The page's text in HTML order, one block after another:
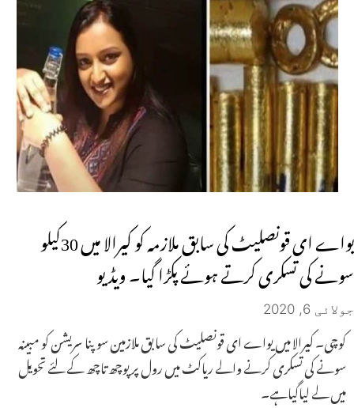
یواے ای قونصلیٹ کی سابق ملازمہ کو کیرالا میں 30کیلو
سونے کی تسکری کرتے ہوئے پکڑا گیا۔ ویڈیو
جولائی 6, 2020
کوچی۔ کیرالا میں یواے ای قونصلیٹ کی سابق ملازمین سوپنا سریشن کو مبینہ
سونے کی تسکری کرنے والے ریاکٹ میں رول پر پوچھ تاچھ کے لئے تحویل
میں لے لیاگیاہے۔